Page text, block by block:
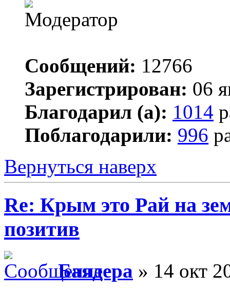
Сообщений: 12766
Зарегистрирован: 06
Благодарил (а): 1014
Поблагодарили: 996
Вернуться наверх
Re: Крым это Рай на
позитив
Баядера » 14 окт